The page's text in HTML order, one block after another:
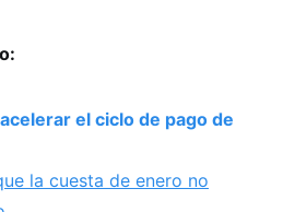
el ciclo de pago de
la cuesta de enero no